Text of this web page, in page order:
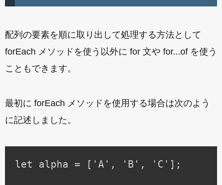
配列の要素を順に取り出して処理する方法として
forEach メソッドを使う以外に for 文や for...of を使う
こともできます。
最初に forEach メソッドを使用する場合は次のよう
に記述しました。
let alpha = ['A', 'B', 'C'];